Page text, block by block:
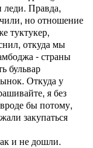
Правда,
но отношение
туктукер,
откуда мы
- страны
бульвар
Откуда у
я без
бы потому,
закупаться
и не дошли.